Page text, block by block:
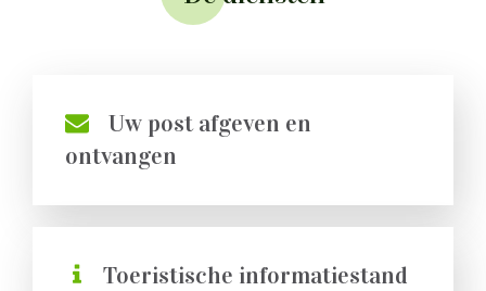
Uw post afgeven en
ontvangen
Toeristische informatiestand